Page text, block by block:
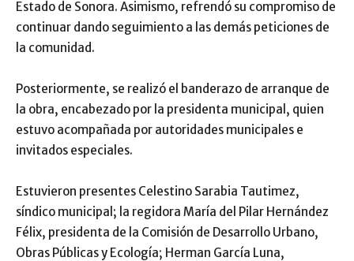
Estado de Sonora. Asimismo, refrendó su compromiso de
continuar dando seguimiento a las demás peticiones de
la comunidad.
Posteriormente, se realizó el banderazo de arranque de
la obra, encabezado por la presidenta municipal, quien
estuvo acompañada por autoridades municipales e
invitados especiales.
Estuvieron presentes Celestino Sarabia Tautimez,
síndico municipal; la regidora María del Pilar Hernández
Félix, presidenta de la Comisión de Desarrollo Urbano,
Obras Públicas y Ecología; Herman García Luna,